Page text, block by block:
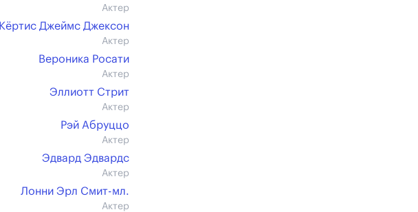
Актер
Кёртис Джеймс Джексон
Актер
Вероника Росати
Актер
Эллиотт Стрит
Актер
Рэй Абруццо
Актер
Эдвард Эдвардс
Актер
Лонни Эрл Смит-мл.
Актер